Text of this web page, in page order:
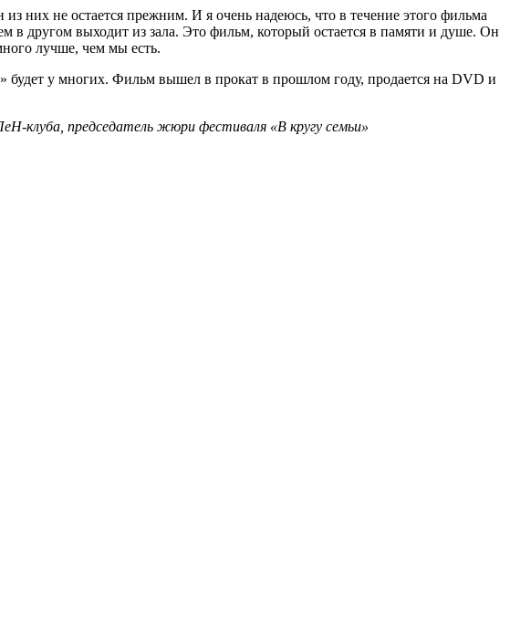
них не остается прежним. И я очень надеюсь, что в течение этого фильма
в другом выходит из зала. Это фильм, который остается в памяти и душе. Он
лучше, чем мы есть.
у многих. Фильм вышел в прокат в прошлом году, продается на DVD и
клуба, председатель жюри фестиваля «В кругу семьи»